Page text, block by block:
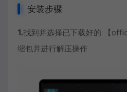
安装步骤
1.找到并选择已下载好的 【
缩包并进行解压操作